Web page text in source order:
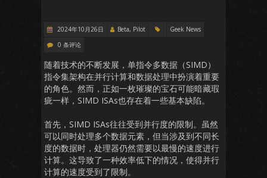
2024年10月26日 Beta, Pilot
Geek News
0 条评论
随着技术的不断发展，单指令多数据（SIMD）
指令集架构在并行计算和数据处理中扮演着重要
的角色。然而，正如一枚璀璨的宝石可能暗藏瑕
疵一样，SIMD ISAs也存在着一些基本缺陷。
首先，SIMD ISAs往往受到并行度的限制。虽然
可以同时处理多个数据元素，但当涉及到不同长
度的数据时，处理器仍然需要以最慢的速度进行
计算。这导致了一种效率低下的情况，使得并行
计算的速度受到了限制。